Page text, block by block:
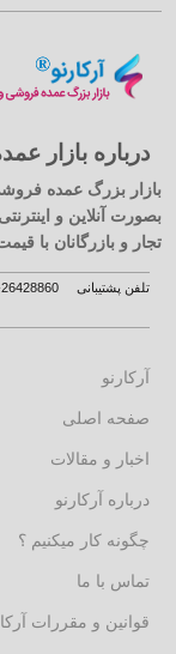
درباره بازار
بازار بزرگ عمده
بصورت آنلاین و
تجار و بازرگانان با
تلفن پشتیبانی 26428860-021
آرکارنو
صفحه اصلی
اخبار و مقالات
درباره آرکارنو
چگونه کار میکنیم ؟
تماس با ما
قوانین و مقررات